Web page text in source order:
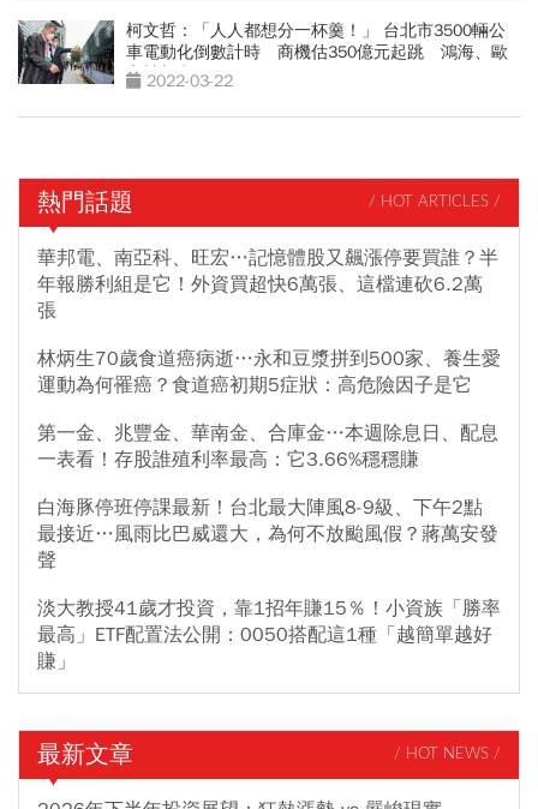
柯文哲：「人人都想分一杯羹！」 台北市3500輛公
車電動化倒數計時 商機估350億元起跳 鴻海、歐
商競相卡位
2022-03-22
熱門話題 / HOT ARTICLES /
華邦電、南亞科、旺宏…記憶體股又飆漲停要買誰？半
年報勝利組是它！外資買超快6萬張、這檔連砍6.2萬
張
林炳生70歲食道癌病逝…永和豆漿拼到500家、養生愛
運動為何罹癌？食道癌初期5症狀：高危險因子是它
第一金、兆豐金、華南金、合庫金…本週除息日、配息
一表看！存股誰殖利率最高：它3.66%穩穩賺
白海豚停班停課最新！台北最大陣風8-9級、下午2點
最接近…風雨比巴威還大，為何不放颱風假？蔣萬安發
聲
淡大教授41歲才投資，靠1招年賺15％！小資族「勝率
最高」ETF配置法公開：0050搭配這1種「越簡單越好
賺」
最新文章 / HOT NEWS /